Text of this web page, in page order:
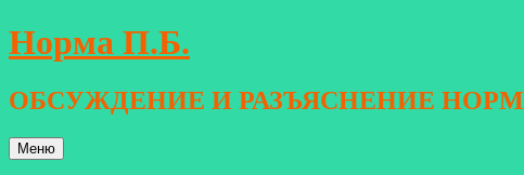
Перейти
к
Норма П.Б.
ОБСУЖДЕНИЕ И РАЗЪЯСНЕНИЕ
Меню